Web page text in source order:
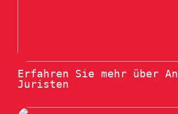
Erfahren Sie mehr über
Juristen